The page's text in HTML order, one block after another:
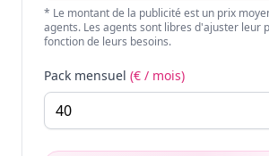
* Le montant de la publicité est un prix
agents. Les agents sont libres d'ajuster leur
fonction de leurs besoins.
Pack mensuel (€ / mois)